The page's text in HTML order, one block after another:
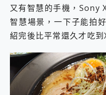
又有智慧的手機，Sony
智慧場景，一下子能拍
紹完後比平常還久才吃